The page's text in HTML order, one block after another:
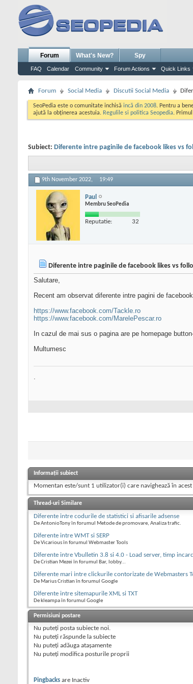
Forum
FAQ Calendar Community Forum Actions Quick Links
What's New? Spy
Forum Social Media Discutii Social Media
SeoPedia este o comunitate inchisă incă din 2008. Pentru a
ajută la obținerea acestuia. Regulile si politica Seopedia.
Subiect: Diferente intre paginile de facebook likes vs
9th November 2022, 19:49
Paul
Membru SeoPedia
Reputatie: 32
Diferente intre paginile de facebook likes vs
Salutare,
Recent am observat diferente intre pagini de
https://www.facebook.com/Tackle.ro
https://www.facebook.com/MarelePescar.ro
In cazul de mai sus o pagina are pe homepage
Multumesc
.
Informații subiect
Momentan este/sunt 1 utilizator(i) care navighează în
Thread-uri Similare
Diferente intre codurile de statistici si afisarile adsense
De AntonioTony în forumul Metode de promovare, Analiza trafic.
Diferente intre WMT si SERP
De Vicarious în forumul Webmaster Tools
Diferente intre Vbulletin 3.8 si 4.0 - Load server, timp
De Cristian Mezei în forumul Bar, lobby...
Diferente mari intre clickurile contorizate de Webmasters
De Marius Cristian în forumul Google
Diferente intre sitemapurile XML si TXT
De kleampa în forumul Google
Permisiuni postare
Nu puteţi posta subiecte noi.
Nu puteţi răspunde la subiecte
Nu puteţi adăuga ataşamente
Nu puteţi modifica posturile proprii
Pingbacks are Inactiv